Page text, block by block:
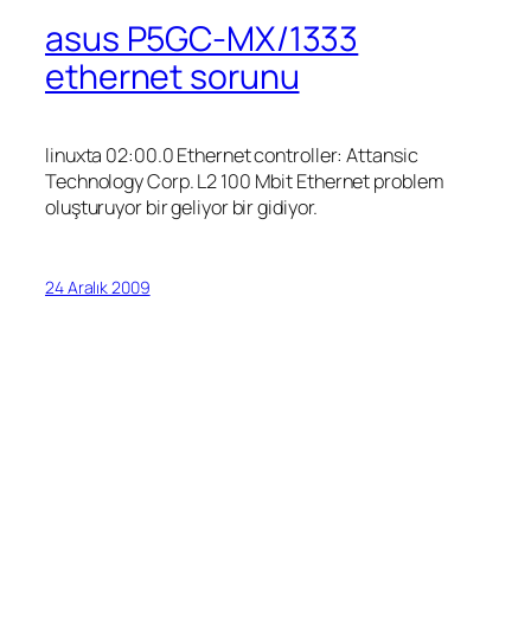
asus P5GC-MX/1333
ethernet sorunu
linuxta 02:00.0 Ethernet controller: Attansic
Technology Corp. L2 100 Mbit Ethernet problem
oluşturuyor bir geliyor bir gidiyor.
24 Aralık 2009